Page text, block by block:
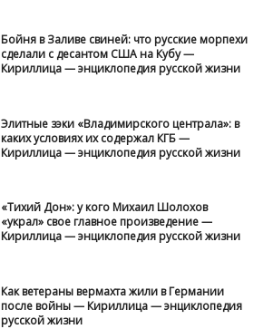
Бойня в Заливе свиней: что русские морпехи
сделали с десантом США на Кубу —
Кириллица — энциклопедия русской жизни
Элитные зэки «Владимирского централа»: в
каких условиях их содержал КГБ —
Кириллица — энциклопедия русской жизни
«Тихий Дон»: у кого Михаил Шолохов
«украл» свое главное произведение —
Кириллица — энциклопедия русской жизни
Как ветераны вермахта жили в Германии
после войны — Кириллица — энциклопедия
русской жизни